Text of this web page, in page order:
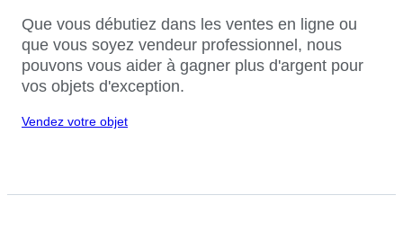
Que vous débutiez dans les ventes en ligne ou
que vous soyez vendeur professionnel, nous
pouvons vous aider à gagner plus d'argent pour
vos objets d'exception.
Vendez votre objet